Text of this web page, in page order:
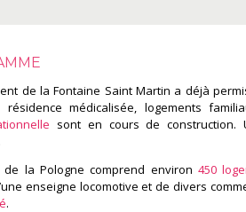
de la Fontaine Saint Martin a déjà
résidence médicalisée, logements
sont en cours de construction.
de la Pologne comprend environ 450
enseigne locomotive et de divers
.